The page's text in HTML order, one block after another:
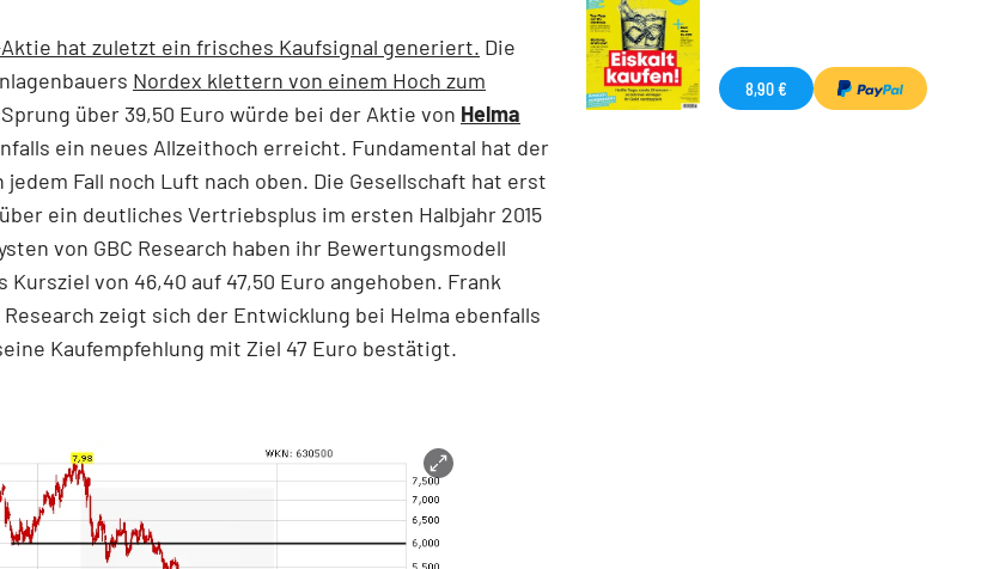
hat zuletzt ein frisches Kaufsignal generiert. Die
Nordex klettern von einem Hoch zum
über 39,50 Euro würde bei der Aktie von Helma
ein neues Allzeithoch erreicht. Fundamental hat der
Fall noch Luft nach oben. Die Gesellschaft hat erst
ein deutliches Vertriebsplus im ersten Halbjahr 2015
von GBC Research haben ihr Bewertungsmodell
von 46,40 auf 47,50 Euro angehoben. Frank
zeigt sich der Entwicklung bei Helma ebenfalls
Kaufempfehlung mit Ziel 47 Euro bestätigt.
8,90 €